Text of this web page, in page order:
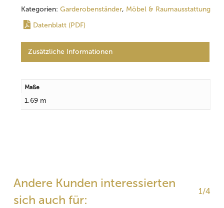
Kategorien: Garderobenständer, Möbel & Raumausstattung
Datenblatt (PDF)
Zusätzliche Informationen
Maße
1,69 m
Andere Kunden interessierten
sich auch für:
1/4